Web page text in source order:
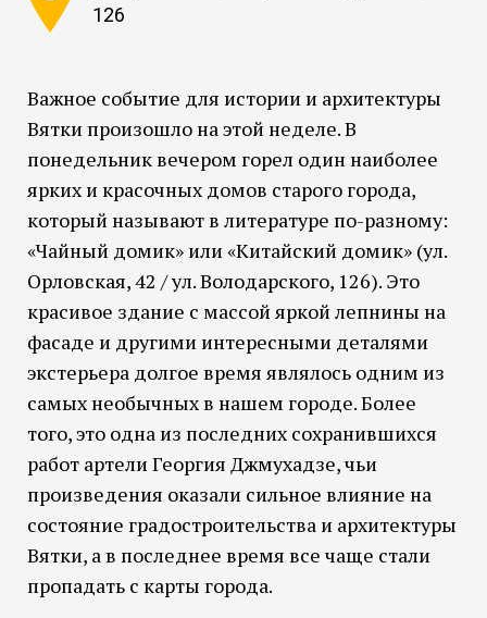
126
Важное событие для истории и архитектуры
Вятки произошло на этой неделе. В
понедельник вечером горел один наиболее
ярких и красочных домов старого города,
который называют в литературе по-разному:
«Чайный домик» или «Китайский домик» (ул.
Орловская, 42 / ул. Володарского, 126). Это
красивое здание с массой яркой лепнины на
фасаде и другими интересными деталями
экстерьера долгое время являлось одним из
самых необычных в нашем городе. Более
того, это одна из последних сохранившихся
работ артели Георгия Джмухадзе, чьи
произведения оказали сильное влияние на
состояние градостроительства и архитектуры
Вятки, а в последнее время все чаще стали
пропадать с карты города.